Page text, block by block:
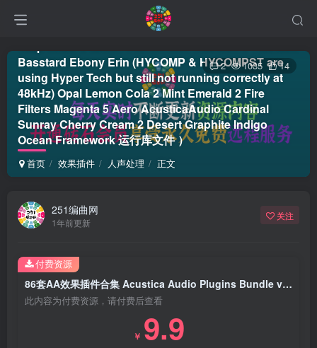
Azure 2 Ruby 2 Coral 2 Brown Camel Coffee Cerise
Cobalt 2 Jade 2 Snow Maize Ivory Nickel Smoke
Basstard Ebony Erin (HYCOMP & HYCOMPST are
using Hyper Tech but still not running correctly at
48kHz) Opal Lemon Cola 2 Mint Emerald 2 Fire
Filters Magenta 5 Aero AcusticaAudio Cardinal
Sunray Cherry Cream 2 Desert Graphite Indigo
Ocean Framework 运行库文件 ）
首页 效果插件 人声处理 正文
2 1035 14
251编曲网
1年前更新
关注
86套AA效果插件合集 Acustica Audio Plugins Bundle v2024.12 R2R Win（包含Lava Eminence Voxa Water 3 Frost Opal Comp Scarlet 5 Fire The Pump Black Bundle – Full Frequency Pack Space Control Salt Magic Flow Gold 5 Ash Ultra Ash Pumpkin Pro Jet Bundle Arctic El Rey 2 Aquamarine 5 Sienna Bundle Midnight Sounda Diamond Lift 4 Diamond Dynamic Saturator Coffee The Pun – Full Frequency Pack Coral Baxter – Full Frequency Pack Olive Mystic Druma Tiger Tiger Ultra Jam WORKING AT 44.1KHZ & 96KHZ ONLY (CAN WORK AT 48KHZ w/ OVERSAMPLING) Amber 3 Howie Weinberg Mastering Console Sand 3 Pink 4 Gainstation 1 & 2 Ultramarine Taupe Honey 3 Amethyst El Rey Blond Big Ceil Diamond Transient Diamond 3 Amethyst 4 Azure 2 Ruby 2 Coral 2 Brown Camel Coffee Cerise Cobalt 2 Jade 2 Snow Maize Ivory Nickel Smoke Tulip White 3 Green 4 Green Zen Titanium 3 Titanium Basstard Ebony Erin (HYCOMP & HYCOMPST are using Hyper Tech but still not running correctly at 48kHz) Opal Lemon Cola 2 Mint Emerald 2 Fire Filters Magenta 5 Aero AcusticaAudio Cardinal Sunray Cherry Cream 2 Desert Graphite Indigo Ocean Framework 运行库文件 ）
此内容为付费资源，请付费后查看
￥ 9.9
付费资源